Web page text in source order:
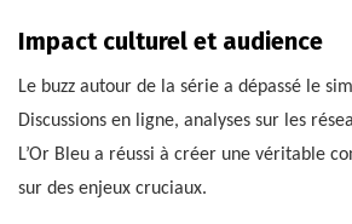
Impact culturel et audience
Le buzz autour de la série a dépassé le
Discussions en ligne, analyses sur les
L’Or Bleu a réussi à créer une véritable
sur des enjeux cruciaux.